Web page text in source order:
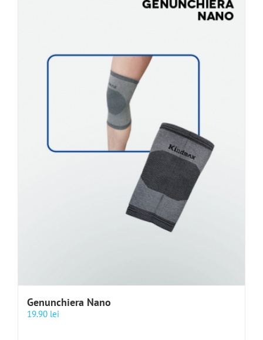
Genunchiera Nano
19.90 lei